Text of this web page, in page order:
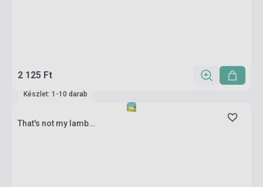
2 125 Ft
Készlet: 1-10 darab
That's not my lamb...